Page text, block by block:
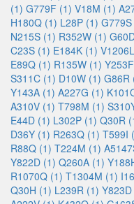
(1) G779F (1) V18M (1)
H180Q (1) L28P (1)
N215S (1) R352W (1)
C23S (1) E184K (1)
E89Q (1) R135W (1)
S311C (1) D10W (1) G86R
Y143A (1) A227G (1)
A310V (1) T798M (1)
E44D (1) L302P (1) Q30R
D36Y (1) R263Q (1) T599I
R88Q (1) T224M (1)
Y822D (1) Q260A (1)
R1070Q (1) T1304M (1)
Q30H (1) L239R (1)